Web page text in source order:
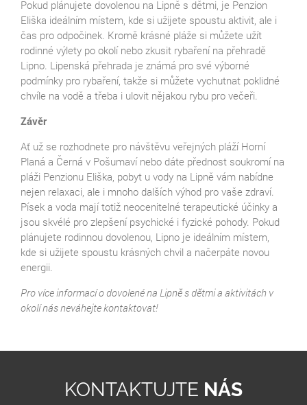
Pokud plánujete dovolenou na Lipně s dětmi, je Penzion
Eliška ideálním místem, kde si užijete spoustu aktivit, ale i
čas pro odpočinek. Kromě krásné pláže si můžete užít
rodinné výlety po okolí nebo zkusit rybaření na přehradě
Lipno. Lipenská přehrada je známá pro své výborné
podmínky pro rybaření, takže si můžete vychutnat poklidné
chvíle na vodě a třeba i ulovit nějakou rybu pro večeři.
Závěr
Ať už se rozhodnete pro návštěvu veřejných pláží Horní
Planá a Černá v Pošumaví nebo dáte přednost soukromí na
pláži Penzionu Eliška, pobyt u vody na Lipně vám nabídne
nejen relaxaci, ale i mnoho dalších výhod pro vaše zdraví.
Písek a voda mají totiž neocenitelné terapeutické účinky a
jsou skvélé pro zlepšení psychické i fyzické pohody. Pokud
plánujete rodinnou dovolenou, Lipno je ideálním místem,
kde si užijete spoustu krásných chvil a načerpáte novou
energii.
Pro více informací o dovolené na Lipně s dětmi a aktivitách v
okolí nás neváhejte kontaktovat!
KONTAKTUJTE NÁS